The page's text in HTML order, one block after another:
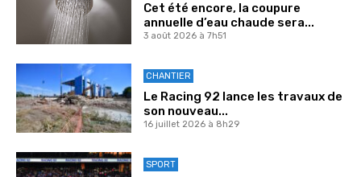
Cet été encore, la coupure
annuelle d’eau chaude sera...
3 août 2026 à 7h51
CHANTIER
Le Racing 92 lance les travaux de
son nouveau...
16 juillet 2026 à 8h29
SPORT